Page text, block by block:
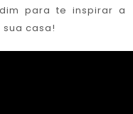
para te inspirar a
casa!